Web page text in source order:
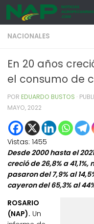
Skip to content
NACIONALES
En 20 años
el consumo de
POR EDUARDO BUSTOS ·
MAYO, 2022
Vistas: 1455
Desde 2000 hasta el
creció de 26,8% a
pasaron del 7,9% al
cayeron del 65,3% al
ROSARIO
(NAP). Un